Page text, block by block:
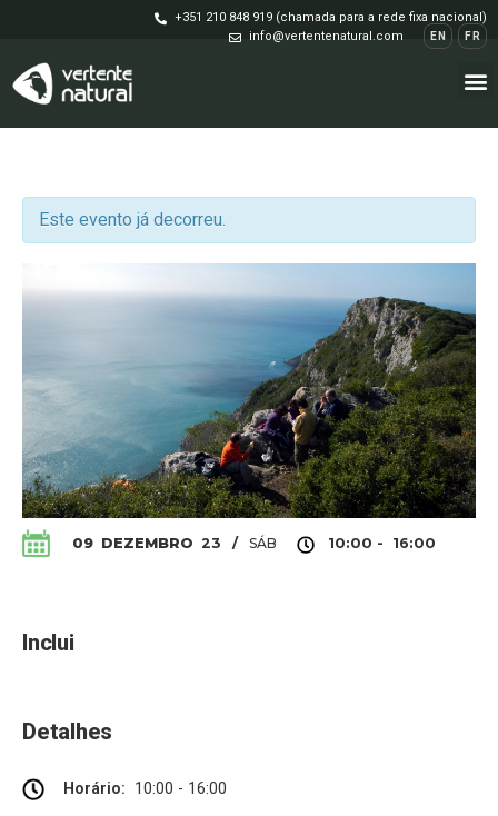
+351 210 848 919 (chamada para a rede fixa nacional)
info@vertentenatural.com
EN FR
Este evento já decorreu.
09 DEZEMBRO 23 / SÁB 10:00 - 16:00
Inclui
Detalhes
Horário: 10:00 - 16:00